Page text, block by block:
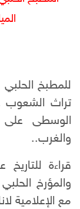
للمطبخ
تراث الشعوب
الوسطى على
والغرب..
قراءة
والمؤرخ
مع الإعلامية